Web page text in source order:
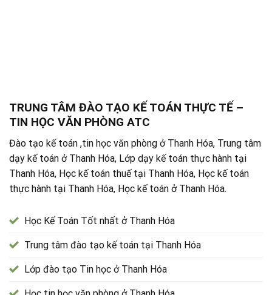
TRUNG TÂM ĐÀO TẠO KẾ TOÁN THỰC TẾ –
TIN HỌC VĂN PHÒNG ATC
Đào tạo kế toán ,tin học văn phòng ở Thanh Hóa, Trung tâm
dạy kế toán ở Thanh Hóa, Lớp dạy kế toán thực hành tại
Thanh Hóa, Học kế toán thuế tại Thanh Hóa, Học kế toán
thực hành tại Thanh Hóa, Học kế toán ở Thanh Hóa.
Học Kế Toán Tốt nhất ở Thanh Hóa
Trung tâm đào tạo kế toán tại Thanh Hóa
Lớp đào tạo Tin học ở Thanh Hóa